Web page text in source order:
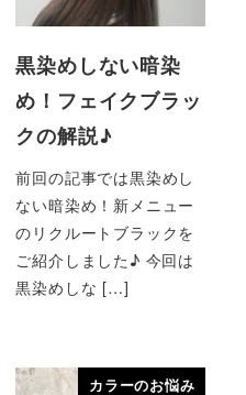
黒染めしない暗染
め！フェイクブラッ
クの解説♪
前回の記事では黒染めし
ない暗染め！新メニュー
のリクルートブラックを
ご紹介しました♪ 今回は
黒染めしな […]
カラーのお悩み